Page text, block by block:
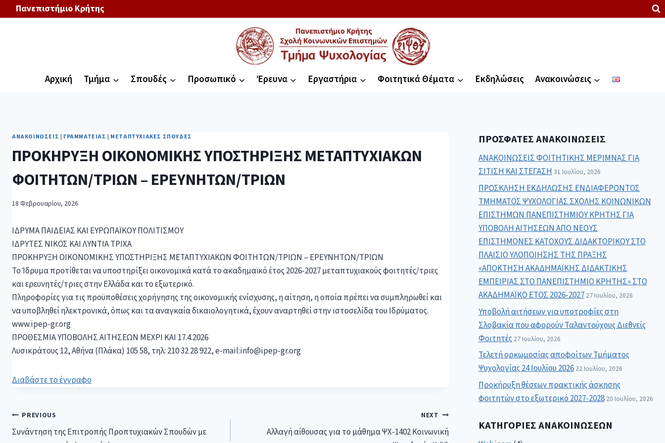
Πανεπιστήμιο Κρήτης
Αρχική Τμήμα Σπουδές Προσωπικό Έρευνα Εργαστήρια Φοιτητικά Θέματα Εκδηλώσεις Ανακοινώσεις
ΑΝΑΚΟΙΝΏΣΕΙΣ | ΓΡΑΜΜΑΤΕΊΑΣ | ΜΕΤΑΠΤΥΧΙΑΚΈΣ ΣΠΟΥΔΈΣ
ΠΡΟΚΗΡΥΞΗ ΟΙΚΟΝΟΜΙΚΗΣ ΥΠΟΣΤΗΡΙΞΗΣ ΜΕΤΑΠΤΥΧΙΑΚΩΝ
ΦΟΙΤΗΤΩΝ/ΤΡΙΩΝ – ΕΡΕΥΝΗΤΩΝ/ΤΡΙΩΝ
18 Φεβρουαρίου, 2026
IΔΡΥΜΑ ΠΑΙΔΕΙΑΣ ΚΑΙ ΕΥΡΩΠΑΪΚΟΥ ΠΟΛΙΤΙΣΜΟΥ
ΙΔΡΥΤΕΣ ΝΙΚΟΣ ΚΑΙ ΛΥΝΤΙΑ ΤΡΙΧΑ
ΠΡΟΚΗΡΥΞΗ ΟΙΚΟΝΟΜΙΚΗΣ ΥΠΟΣΤΗΡΙΞΗΣ ΜΕΤΑΠΤΥΧΙΑΚΩΝ ΦΟΙΤΗΤΩΝ/ΤΡΙΩΝ – ΕΡΕΥΝΗΤΩΝ/ΤΡΙΩΝ
Το Ίδρυμα προτίθεται να υποστηρίξει οικονομικά κατά το ακαδημαϊκό έτος 2026-2027 μεταπτυχιακούς φοιτητές/τριες
και ερευνητές/τριες στην Ελλάδα και το εξωτερικό.
Πληροφορίες για τις προϋποθέσεις χορήγησης της οικονομικής ενίσχυσης, η αίτηση, η οποία πρέπει να συμπληρωθεί και
να υποβληθεί ηλεκτρονικά, όπως και τα αναγκαία δικαιολογητικά, έχουν αναρτηθεί στην ιστοσελίδα του Ιδρύματος.
www.ipep-gr.org
ΠΡΟΘΕΣΜΙΑ ΥΠΟΒΟΛΗΣ ΑΙΤΗΣΕΩΝ ΜΕΧΡΙ ΚΑΙ 17.4.2026
Λυσικράτους 12, Αθήνα (Πλάκα) 105 58, τηλ: 210 32 28 922, e-mail:info@ipep-gr.org
Διαβάστε το έγγραφο
PREVIOUS
Συνάντηση της Επιτροπής Προπτυχιακών Σπουδών με
NEXT
Αλλαγή αίθουσας για το μάθημα ΨΧ-1402 Κοινωνική
ΠΡΌΣΦΑΤΕΣ ΑΝΑΚΟΙΝΏΣΕΙΣ
ΑΝΑΚΟΙΝΩΣΕΙΣ ΦΟΙΤΗΤΙΚΗΣ ΜΕΡΙΜΝΑΣ ΓΙΑ
ΣΙΤΙΣΗ ΚΑΙ ΣΤΕΓΑΣΗ31 Ιουλίου, 2026
ΠΡΟΣΚΛΗΣΗ ΕΚΔΗΛΩΣΗΣ ΕΝΔΙΑΦΕΡΟΝΤΟΣ
ΤΜΗΜΑΤΟΣ ΨΥΧΟΛΟΓΙΑΣ ΣΧΟΛΗΣ ΚΟΙΝΩΝΙΚΩΝ
ΕΠΙΣΤΗΜΩΝ ΠΑΝΕΠΙΣΤΗΜΙΟΥ ΚΡΗΤΗΣ ΓΙΑ
ΥΠΟΒΟΛΗ ΑΙΤΗΣΕΩΝ ΑΠΟ ΝΕΟΥΣ
ΕΠΙΣΤΗΜΟΝΕΣ ΚΑΤΟΧΟΥΣ ΔΙΔΑΚΤΟΡΙΚΟΥ ΣΤΟ
ΠΛΑΙΣΙΟ ΥΛΟΠΟΙΗΣΗΣ ΤΗΣ ΠΡΑΞΗΣ
«ΑΠΟΚΤΗΣΗ ΑΚΑΔΗΜΑΪΚΗΣ ΔΙΔΑΚΤΙΚΗΣ
ΕΜΠΕΙΡΙΑΣ ΣΤΟ ΠΑΝΕΠΙΣΤΗΜΙΟ ΚΡΗΤΗΣ» ΣΤΟ
ΑΚΑΔΗΜΑΪΚΟ ΕΤΟΣ 2026-2027 27 Ιουλίου, 2026
Υποβολή αιτήσεων για υποτροφίες στη
Σλοβακία που αφορούν Ταλαντούχους Διεθνείς
Φοιτητές 27 Ιουλίου, 2026
Τελετή ορκωμοσίας αποφοίτων Τμήματος
Ψυχολογίας 24 Ιουλίου 2026 22 Ιουλίου, 2026
Προκήρυξη θέσεων πρακτικής άσκησης
φοιτητών στο εξωτερικό 2027-2028 20 Ιουλίου, 2026
ΚΑΤΗΓΟΡΊΕΣ ΑΝΑΚΟΙΝΏΣΕΩΝ